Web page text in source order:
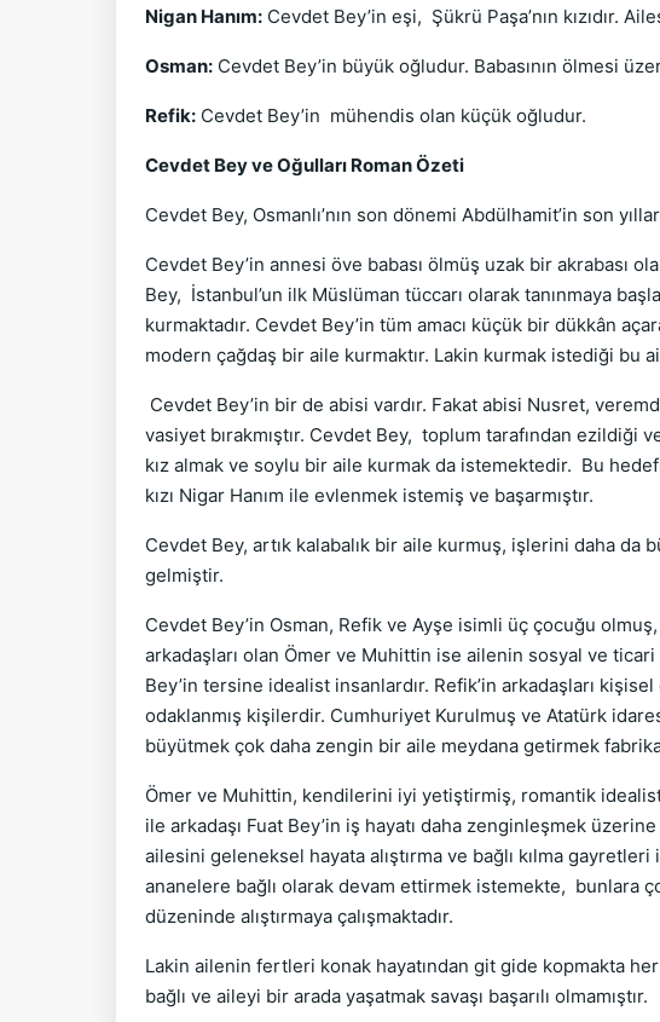
Nigan Hanım: Cevdet Bey’in eşi, Şükrü Paşa’nın kızıdır.
Osman: Cevdet Bey’in büyük oğludur. Babasının ölmesi
Refik: Cevdet Bey’in mühendis olan küçük oğludur.
Cevdet Bey ve Oğulları Roman Özeti
Cevdet Bey, Osmanlı’nın son dönemi Abdülhamit’in son
Cevdet Bey’in annesi öve babası ölmüş uzak bir akrabası
Bey, İstanbul’un ilk Müslüman tüccarı olarak tanınmaya
kurmaktadır. Cevdet Bey’in tüm amacı küçük bir dükkân
modern çağdaş bir aile kurmaktır. Lakin kurmak istediği bu
Cevdet Bey’in bir de abisi vardır. Fakat abisi Nusret,
vasiyet bırakmıştır. Cevdet Bey, toplum tarafından
kız almak ve soylu bir aile kurmak da istemektedir. Bu
kızı Nigar Hanım ile evlenmek istemiş ve başarmıştır.
Cevdet Bey, artık kalabalık bir aile kurmuş, işlerini daha da
gelmiştir.
Cevdet Bey’in Osman, Refik ve Ayşe isimli üç çocuğu
arkadaşları olan Ömer ve Muhittin ise ailenin sosyal ve
Bey’in tersine idealist insanlardır. Refik’in arkadaşları
odaklanmış kişilerdir. Cumhuriyet Kurulmuş ve Atatürk
büyütmek çok daha zengin bir aile meydana getirmek
Ömer ve Muhittin, kendilerini iyi yetiştirmiş, romantik
ile arkadaşı Fuat Bey’in iş hayatı daha zenginleşmek
ailesini geleneksel hayata alıştırma ve bağlı kılma
ananelere bağlı olarak devam ettirmek istemekte, bunlara
düzeninde alıştırmaya çalışmaktadır.
Lakin ailenin fertleri konak hayatından git gide kopmakta her
bağlı ve aileyi bir arada yaşatmak savaşı başarılı olmamıştır.